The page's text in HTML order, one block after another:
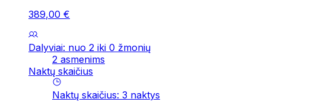
389,00 €
Dalyviai: nuo 2 iki 0 žmonių
2 asmenims
Naktų skaičius
Naktų skaičius: 3 naktys